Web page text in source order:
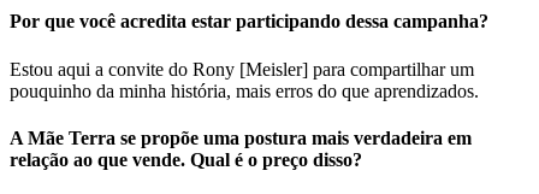
Por que você acredita estar participando dessa campanha?
Estou aqui a convite do Rony [Meisler] para compartilhar um
pouquinho da minha história, mais erros do que aprendizados.
A Mãe Terra se propõe uma postura mais verdadeira em
relação ao que vende. Qual é o preço disso?